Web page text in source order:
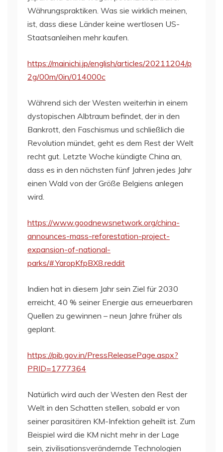
Währungspraktiken. Was sie wirklich meinen,
ist, dass diese Länder keine wertlosen US-
Staatsanleihen mehr kaufen.
https://mainichi.jp/english/articles/20211204/p
2g/00m/0in/014000c
Während sich der Westen weiterhin in einem
dystopischen Albtraum befindet, der in den
Bankrott, den Faschismus und schließlich die
Revolution mündet, geht es dem Rest der Welt
recht gut. Letzte Woche kündigte China an,
dass es in den nächsten fünf Jahren jedes Jahr
einen Wald von der Größe Belgiens anlegen
wird.
https://www.goodnewsnetwork.org/china-
announces-mass-reforestation-project-
expansion-of-national-
parks/#.YaropKfpBX8.reddit
Indien hat in diesem Jahr sein Ziel für 2030
erreicht, 40 % seiner Energie aus erneuerbaren
Quellen zu gewinnen – neun Jahre früher als
geplant.
https://pib.gov.in/PressReleasePage.aspx?
PRID=1777364
Natürlich wird auch der Westen den Rest der
Welt in den Schatten stellen, sobald er von
seiner parasitären KM-Infektion geheilt ist. Zum
Beispiel wird die KM nicht mehr in der Lage
sein, zivilisationsverändernde Technologien